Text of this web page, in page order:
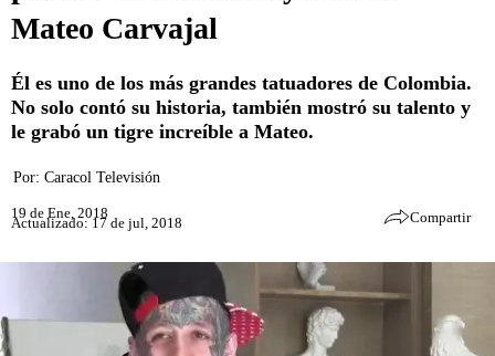
Mateo Carvajal
Él es uno de los más grandes tatuadores de Colombia.
No solo contó su historia, también mostró su talento y
le grabó un tigre increíble a Mateo.
Por: Caracol Televisión
19 de Ene, 2018
Actualizado: 17 de jul, 2018 Compartir